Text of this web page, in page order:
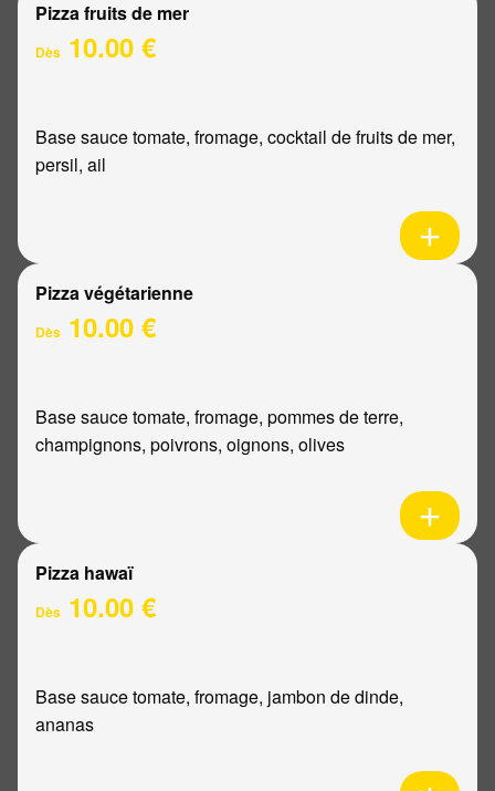
Pizza fruits de mer
Dès 10.00 €
Base sauce tomate, fromage, cocktail de fruits de mer,
persil, ail
Pizza végétarienne
Dès 10.00 €
Base sauce tomate, fromage, pommes de terre,
champignons, poivrons, oignons, olives
Pizza hawaï
Dès 10.00 €
Base sauce tomate, fromage, jambon de dinde,
ananas